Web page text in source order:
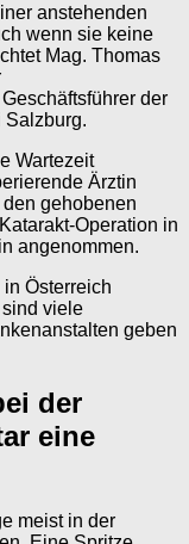
anstehenden
wenn sie keine
Mag. Thomas
der
Salzburg.
Wartezeit
Ärztin
gehobenen
Operation in
angenommen.
Österreich
viele
geben
der
eine
meist in der